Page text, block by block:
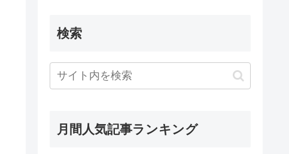
検索
月間人気記事ランキング